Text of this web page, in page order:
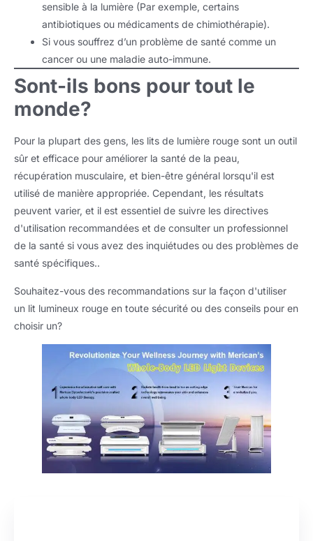
sensible à la lumière (Par exemple, certains
antibiotiques ou médicaments de chimiothérapie).
Si vous souffrez d’un problème de santé comme un
cancer ou une maladie auto-immune.
Sont-ils bons pour tout le
monde?
Pour la plupart des gens, les lits de lumière rouge sont un outil
sûr et efficace pour améliorer la santé de la peau,
récupération musculaire, et bien-être général lorsqu'il est
utilisé de manière appropriée. Cependant, les résultats
peuvent varier, et il est essentiel de suivre les directives
d'utilisation recommandées et de consulter un professionnel
de la santé si vous avez des inquiétudes ou des problèmes de
santé spécifiques..
Souhaitez-vous des recommandations sur la façon d'utiliser
un lit lumineux rouge en toute sécurité ou des conseils pour en
choisir un?